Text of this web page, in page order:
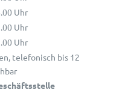
Uhr
Uhr
Uhr
telefonisch bis 12